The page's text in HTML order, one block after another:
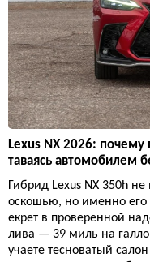
Lexus NX 2026:
таваясь автомобилем
Гибрид Lexus NX 350h
оскошью, но именно его
екрет в проверенной
лива — 39 миль на
учаете тесноватый